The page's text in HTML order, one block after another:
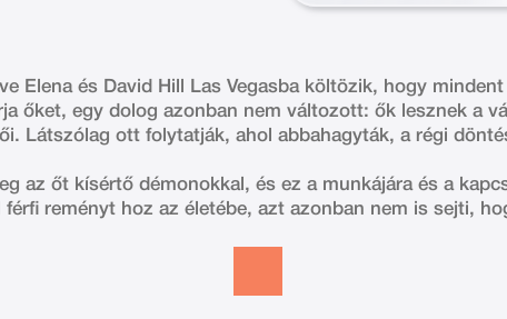
Elena és David Hill Las Vegasba költözik, hogy
őket, egy dolog azonban nem változott: ők lesznek a
Látszólag ott folytatják, ahol abbahagyták, a régi
az őt kísértő démonokkal, és ez a munkájára és a
reményt hoz az életébe, azt azonban nem is sejti,